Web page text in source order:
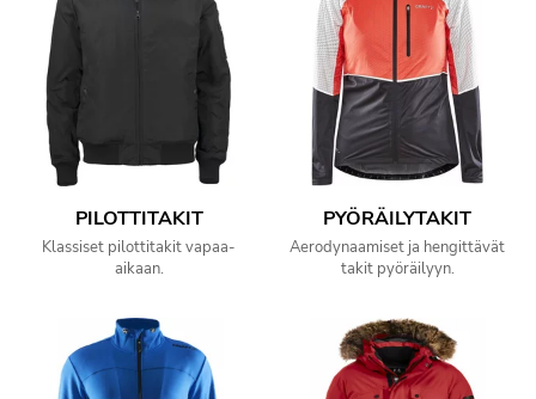
PILOTTITAKIT
Klassiset pilottitakit vapaa-
aikaan.
PYÖRÄILYTAKIT
Aerodynaamiset ja hengittävät
takit pyöräilyyn.